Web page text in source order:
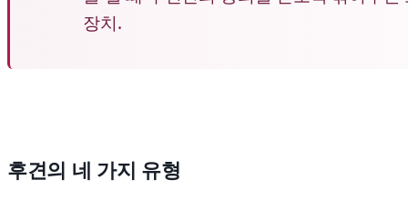
장치.
후견의 네 가지 유형